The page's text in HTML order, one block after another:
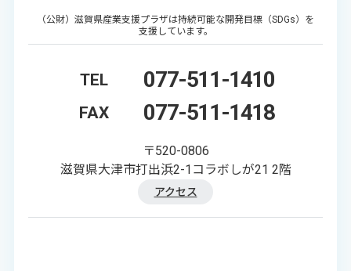
（公財）滋賀県産業支援プラザは持続可能な開発目標（SDGs）を
支援しています。
TEL 077-511-1410
FAX 077-511-1418
〒520-0806
滋賀県大津市打出浜2-1コラボしが21 2階
アクセス